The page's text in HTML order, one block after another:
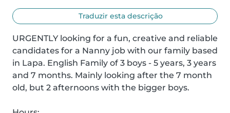
Traduzir esta descrição
URGENTLY looking for a fun, creative and reliable
candidates for a Nanny job with our family based
in Lapa. English Family of 3 boys - 5 years, 3 years
and 7 months. Mainly looking after the 7 month
old, but 2 afternoons with the bigger boys.